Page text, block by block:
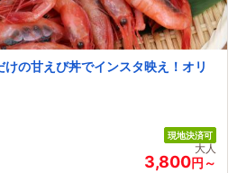
けの甘えび丼でインスタ映え！オリ
現地決済可
大人
3,800円～